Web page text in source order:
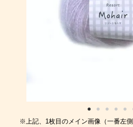
※上記、1枚目のメイン画像（一番左側